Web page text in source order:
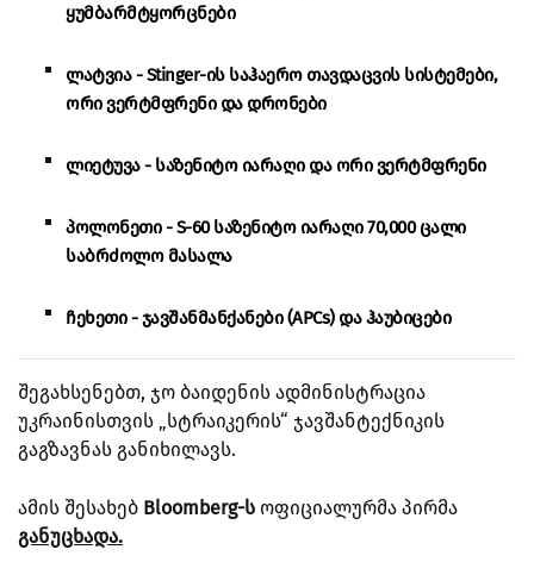
ყუმბარმტყორცნები
ლატვია - Stinger-ის საჰაერო თავდაცვის სისტემები,
ორი ვერტმფრენი და დრონები
ლიეტუვა - საზენიტო იარაღი და ორი ვერტმფრენი
პოლონეთი - S-60 საზენიტო იარაღი 70,000 ცალი
საბრძოლო მასალა
ჩეხეთი - ჯავშანმანქანები (APCs) და ჰაუბიცები
შეგახსენებთ, ჯო ბაიდენის ადმინისტრაცია
უკრაინისთვის „სტრაიკერის“ ჯავშანტექნიკის
გაგზავნას განიხილავს.
ამის შესახებ Bloomberg-ს ოფიციალურმა პირმა
განუცხადა.